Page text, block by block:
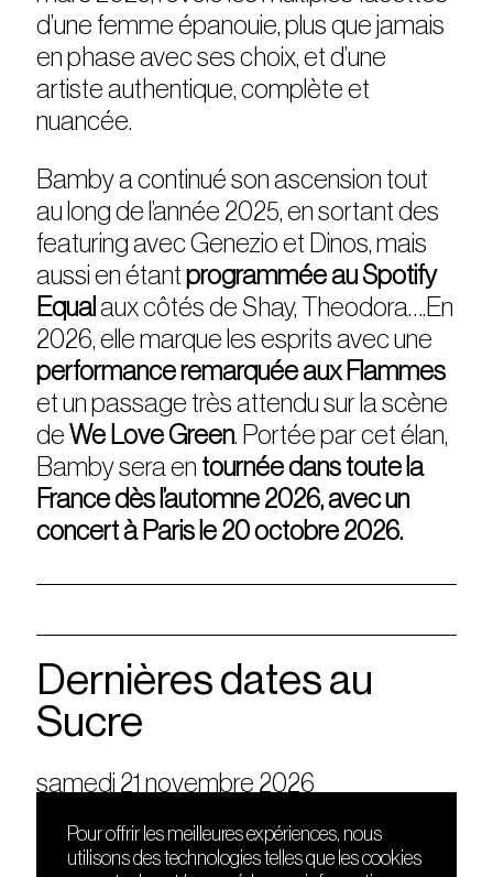
d’une femme épanouie, plus que jamais
en phase avec ses choix, et d’une
artiste authentique, complète et
nuancée.
Bamby a continué son ascension tout
au long de l’année 2025, en sortant des
featuring avec Genezio et Dinos, mais
aussi en étantprogrammée au Spotify
Equal aux côtés de Shay, Theodora….En
2026, elle marque les esprits avec une
performance remarquée aux Flammes
et un passage très attendu sur la scène
deWe Love Green. Portée par cet élan,
Bamby sera en tournée dans toute la
France dès l’automne 2026, avec un
concert à Paris le 20 octobre 2026.
Dernières dates au
Sucre
samedi 21 novembre 2026
DÉCOUVRIR
FRIENDS
Pour offrir les meilleures expériences, nous
utilisons des technologies telles que les cookies